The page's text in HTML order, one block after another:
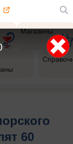
Магазины
60